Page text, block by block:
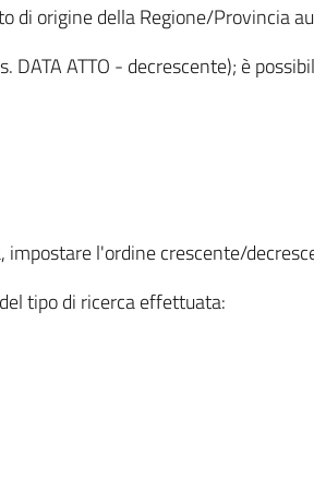
di origine della Regione/Provincia
ATTO - decrescente); è
impostare l'ordine crescente/
tipo di ricerca effettuata: